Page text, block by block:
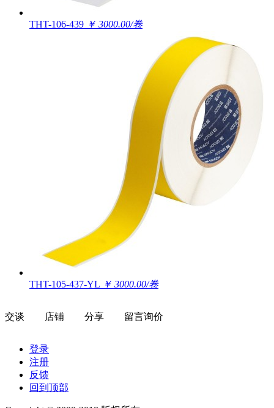
THT-106-439 ￥ 3000.00/卷
THT-105-437-YL ￥ 3000.00/卷
交谈 店铺 分享 留言询价
登录
注册
反馈
回到顶部